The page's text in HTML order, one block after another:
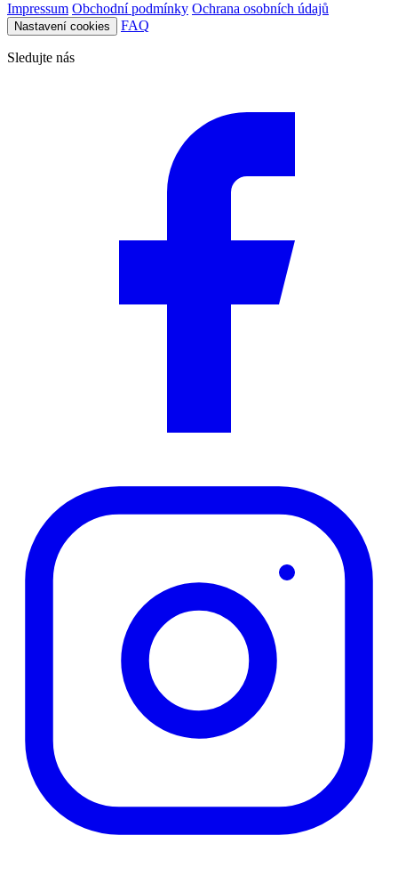
Impressum Obchodní podmínky Ochrana osobních údajů
Nastavení cookies FAQ
Sledujte nás